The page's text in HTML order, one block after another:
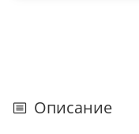
Описание